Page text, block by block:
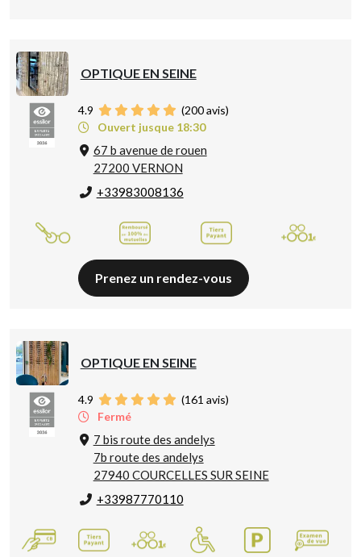
OPTIQUE EN SEINE
4.9 (200avis)
Ouvert jusque 18:30
67 b avenue de rouen
27200 VERNON
+33983008136
Prenez un rendez-vous
OPTIQUE EN SEINE
4.9 (161 avis)
Fermé
7 bis route des andelys
7b route des andelys
27940 COURCELLES SUR SEINE
+33987770110